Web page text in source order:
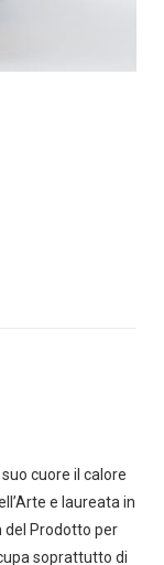
cuore il calore
e laureata in
del Prodotto per
soprattutto di